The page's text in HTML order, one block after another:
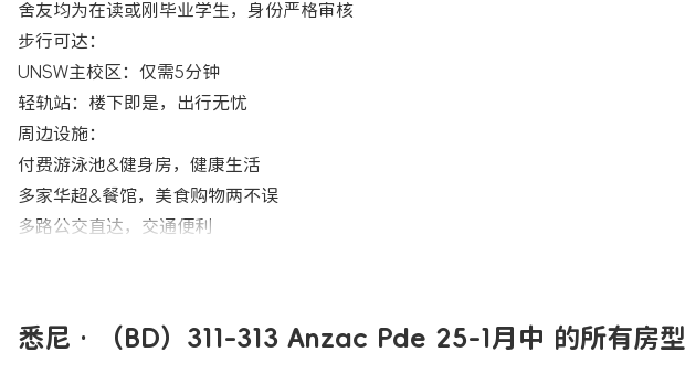
舍友均为在读或刚毕业学生，身份严格审核
步行可达：
UNSW主校区：仅需5分钟
轻轨站：楼下即是，出行无忧
周边设施：
付费游泳池&健身房，健康生活
多家华超&餐馆，美食购物两不误
多路公交直达，交通便利
悉尼 · （BD）311-313 Anzac Pde 25-1月中 的所有房型